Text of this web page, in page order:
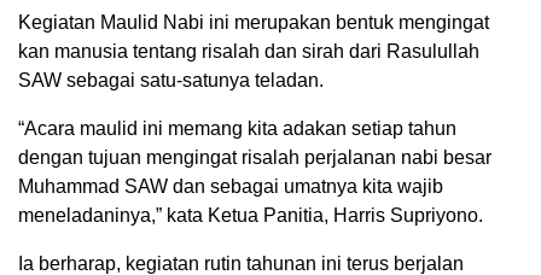
Kegiatan Maulid Nabi ini merupakan bentuk mengingat
kan manusia tentang risalah dan sirah dari Rasulullah
SAW sebagai satu-satunya teladan.
“Acara maulid ini memang kita adakan setiap tahun
dengan tujuan mengingat risalah perjalanan nabi besar
Muhammad SAW dan sebagai umatnya kita wajib
meneladaninya,” kata Ketua Panitia, Harris Supriyono.
Ia berharap, kegiatan rutin tahunan ini terus berjalan